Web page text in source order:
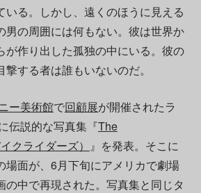
いる。しかし、遠くのほうに見える
男の周囲には何もない。彼は世界か
が作り出した孤独の中にいる。彼の
する者は誰もいないのだ。
ー美術館で回顧展が開催されたラ
伝説的な写真集『The
クライダーズ）
』を発表。そこに
場面が、6月下旬にアメリカで劇場
の中で再現された。写真集と同じタ